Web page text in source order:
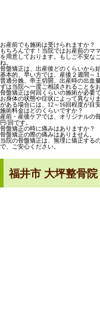
お産前でも施術は受けられますか？
もちろんです！当院ではお産前のマ
を用意しております。もしご不安な
ね。
骨盤矯正は、出産後どのくらいから
基本的、早い方では、産後２週間～
普通分娩、帝王切開、出産時の出血
ずは当院へ一度ご相談されることを
骨盤矯正は何回くらいの施術が必要
お身体の状態や症状によって異なり
がある場合には、12～16回程度が目
施術料金はどのくらいですか？
産前・産後ケアでは、オリジナルの
円/回です。
骨盤矯正の時に痛みはありますか？
骨盤矯正の際の痛みはありません。
当院の骨盤矯正は、無理に矯正する
で、ご安心ください。
福井市 大坪整骨